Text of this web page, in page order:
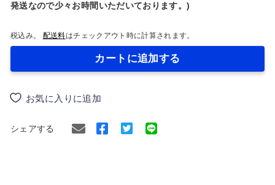
発送なので少々お時間いただいております。)
税込み。 配送料はチェックアウト時に計算されます。
カートに追加する
お気に入りに追加
シェアする
Facebook
Twitter